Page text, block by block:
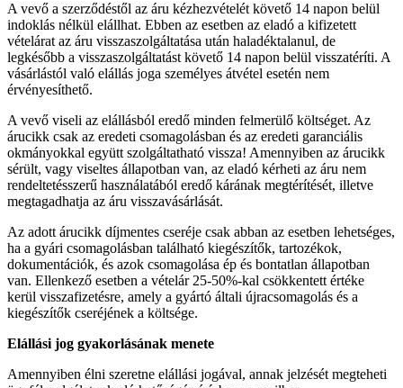
A vevő a szerződéstől az áru kézhezvételét követő 14 napon belül
indoklás nélkül elállhat. Ebben az esetben az eladó a kifizetett
vételárat az áru visszaszolgáltatása után haladéktalanul, de
legkésőbb a visszaszolgáltatást követő 14 napon belül visszatéríti. A
vásárlástól való elállás joga személyes átvétel esetén nem
érvényesíthető.
A vevő viseli az elállásból eredő minden felmerülő költséget. Az
árucikk csak az eredeti csomagolásban és az eredeti garanciális
okmányokkal együtt szolgáltatható vissza! Amennyiben az árucikk
sérült, vagy viseltes állapotban van, az eladó kérheti az áru nem
rendeltetésszerű használatából eredő kárának megtérítését, illetve
megtagadhatja az áru visszavásárlását.
Az adott árucikk díjmentes cseréje csak abban az esetben lehetséges,
ha a gyári csomagolásban található kiegészítők, tartozékok,
dokumentációk, és azok csomagolása ép és bontatlan állapotban
van. Ellenkező esetben a vételár 25-50%-kal csökkentett értéke
kerül visszafizetésre, amely a gyártó általi újracsomagolás és a
kiegészítők cseréjének a költsége.
Elállási jog gyakorlásának menete
Amennyiben élni szeretne elállási jogával, annak jelzését megteheti